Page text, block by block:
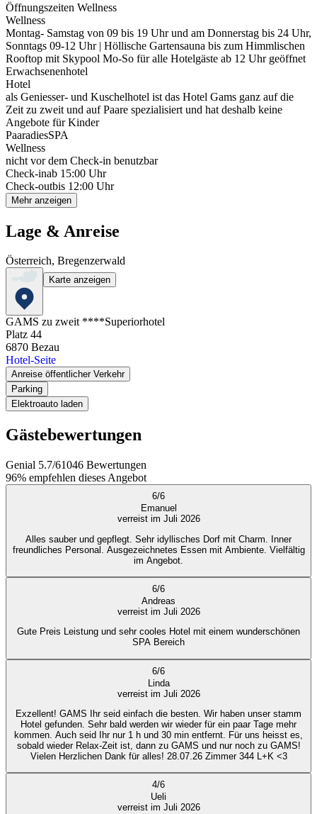
Öffnungszeiten Wellness
Wellness
Montag- Samstag von 09 bis 19 Uhr und am Donnerstag bis 24 Uhr,
Sonntags 09-12 Uhr | Höllische Gartensauna bis zum Himmlischen
Rooftop mit Skypool Mo-So für alle Hotelgäste ab 12 Uhr geöffnet
Erwachsenenhotel
Hotel
als Geniesser- und Kuschelhotel ist das Hotel Gams ganz auf die
Zeit zu zweit und auf Paare spezialisiert und hat deshalb keine
Angebote für Kinder
PaaradiesSPA
Wellness
nicht vor dem Check-in benutzbar
Check-inab 15:00 Uhr
Check-outbis 12:00 Uhr
Mehr anzeigen
Lage & Anreise
Österreich, Bregenzerwald
Karte anzeigen
GAMS zu zweit ****Superiorhotel
Platz 44
6870 Bezau
Hotel-Seite
Anreise öffentlicher Verkehr
Parking
Elektroauto laden
Gästebewertungen
Genial 5.7/61046 Bewertungen
96% empfehlen dieses Angebot
6/6
Emanuel
verreist im Juli 2026
Alles sauber und gepflegt. Sehr idyllisches Dorf mit Charm. Inner
freundliches Personal. Ausgezeichnetes Essen mit Ambiente. Vielfältig
im Angebot.
6/6
Andreas
verreist im Juli 2026
Gute Preis Leistung und sehr cooles Hotel mit einem wunderschönen
SPA Bereich
6/6
Linda
verreist im Juli 2026
Exzellent! GAMS Ihr seid einfach die besten. Wir haben unser stamm
Hotel gefunden. Sehr bald werden wir wieder für ein paar Tage mehr
kommen. Auch seid Ihr nur 1 h und 30 min entfernt. Für uns heisst es,
sobald wieder Relax-Zeit ist, dann zu GAMS und nur noch zu GAMS!
Vielen Herzlichen Dank für alles! 28.07.26 Zimmer 344 L+K <3
4/6
Ueli
verreist im Juli 2026